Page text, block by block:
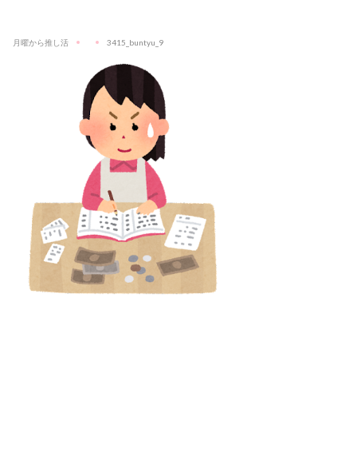
月曜から推し活 3415_buntyu_9